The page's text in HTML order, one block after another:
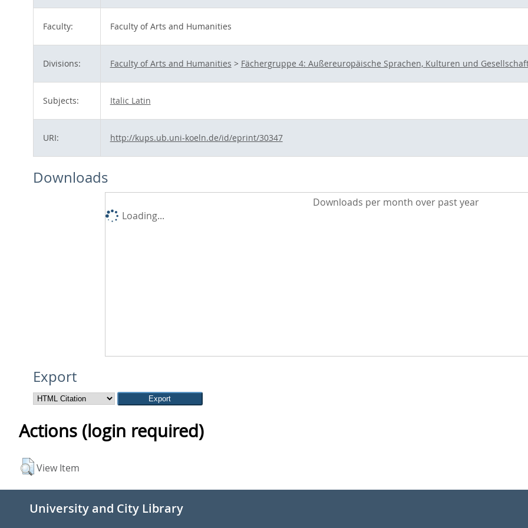
Faculty: Faculty of Arts and Humanities
Divisions: Faculty of Arts and Humanities > Fächergruppe 4: Außereuropäische Sprachen, Kulturen und
Subjects: Italic Latin
URI: http://kups.ub.uni-koeln.de/id/eprint/30347
Downloads
Downloads per month over past year
Loading...
Export
Actions (login required)
View Item
University and City Library